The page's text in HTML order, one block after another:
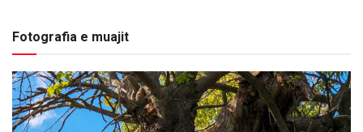
Fotografia e muajit